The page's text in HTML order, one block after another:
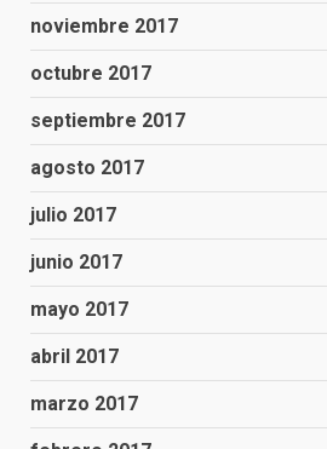
noviembre 2017
octubre 2017
septiembre 2017
agosto 2017
julio 2017
junio 2017
mayo 2017
abril 2017
marzo 2017